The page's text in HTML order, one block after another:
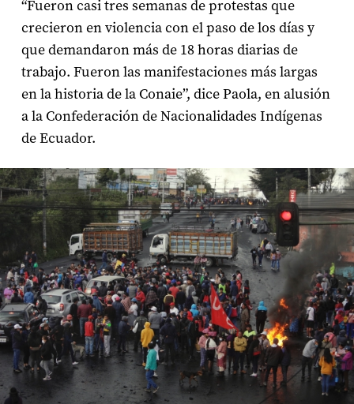
“Fueron casi tres semanas de protestas que
crecieron en violencia con el paso de los días y
que demandaron más de 18 horas diarias de
trabajo. Fueron las manifestaciones más largas
en la historia de la Conaie”, dice Paola, en alusión
a la Confederación de Nacionalidades Indígenas
de Ecuador.